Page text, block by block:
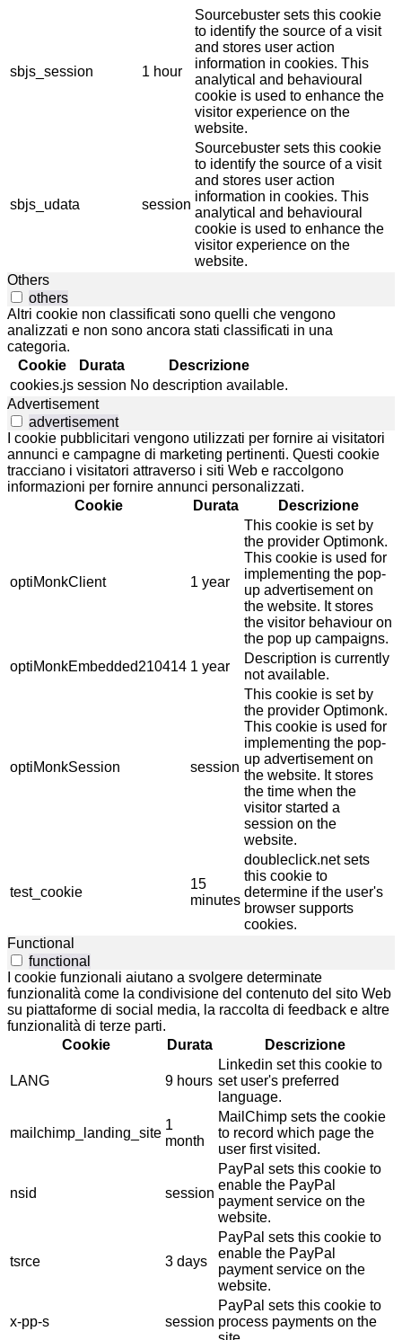
sbjs_session 1 hour
Sourcebuster sets this cookie
to identify the source of a visit
and stores user action
information in cookies. This
analytical and behavioural
cookie is used to enhance the
visitor experience on the
website.
sbjs_udata session
Sourcebuster sets this cookie
to identify the source of a visit
and stores user action
information in cookies. This
analytical and behavioural
cookie is used to enhance the
visitor experience on the
website.
Others
others
Altri cookie non classificati sono quelli che vengono
analizzati e non sono ancora stati classificati in una
categoria.
Cookie
Durata
Descrizione
cookies.js session No description available.
Advertisement
advertisement
I cookie pubblicitari vengono utilizzati per fornire ai visitatori
annunci e campagne di marketing pertinenti. Questi cookie
tracciano i visitatori attraverso i siti Web e raccolgono
informazioni per fornire annunci personalizzati.
Cookie
Durata Descrizione
optiMonkClient 1 year
This cookie is set by
the provider Optimonk.
This cookie is used for
implementing the pop-
up advertisement on
the website. It stores
the visitor behaviour on
the pop up campaigns.
optiMonkEmbedded210414 1 year
Description is currently
not available.
optiMonkSession session
This cookie is set by
the provider Optimonk.
This cookie is used for
implementing the pop-
up advertisement on
the website. It stores
the time when the
visitor started a
session on the
website.
test_cookie
15
minutes
doubleclick.net sets
this cookie to
determine if the user's
browser supports
cookies.
Functional
functional
I cookie funzionali aiutano a svolgere determinate
funzionalità come la condivisione del contenuto del sito Web
su piattaforme di social media, la raccolta di feedback e altre
funzionalità di terze parti.
Cookie
Durata Descrizione
LANG 9 hours
Linkedin set this cookie to
set user's preferred
language.
mailchimp_landing_site
1
month
MailChimp sets the cookie
to record which page the
user first visited.
nsid session
PayPal sets this cookie to
enable the PayPal
payment service on the
website.
tsrce 3 days
PayPal sets this cookie to
enable the PayPal
payment service on the
website.
x-pp-s session
PayPal sets this cookie to
process payments on the